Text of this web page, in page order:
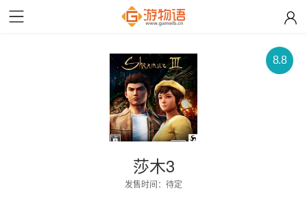
8.8
莎木3
发售时间： 待定